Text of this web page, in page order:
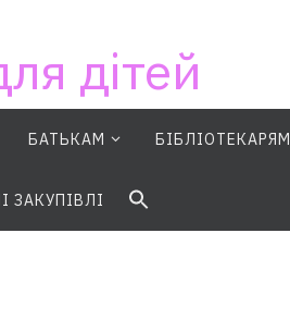
дітей
БАТЬКАМ БІБЛІОТЕКАРЯМ
ЗАКУПІВЛІ